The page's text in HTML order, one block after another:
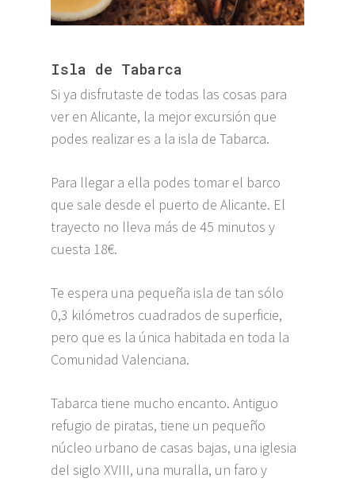
Isla de Tabarca
Si ya disfrutaste de todas las cosas para
ver en Alicante, la mejor excursión que
podes realizar es a la isla de Tabarca.
Para llegar a ella podes tomar el barco
que sale desde el puerto de Alicante. El
trayecto no lleva más de 45 minutos y
cuesta 18€.
Te espera una pequeña isla de tan sólo
0,3 kilómetros cuadrados de superficie,
pero que es la única habitada en toda la
Comunidad Valenciana.
Tabarca tiene mucho encanto. Antiguo
refugio de piratas, tiene un pequeño
núcleo urbano de casas bajas, una iglesia
del siglo XVIII, una muralla, un faro y